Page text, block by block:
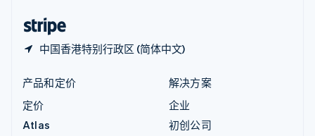
中国香港特别行政区 (简体中文)
产品和定价
定价
Atlas
解决方案
企业
初创公司